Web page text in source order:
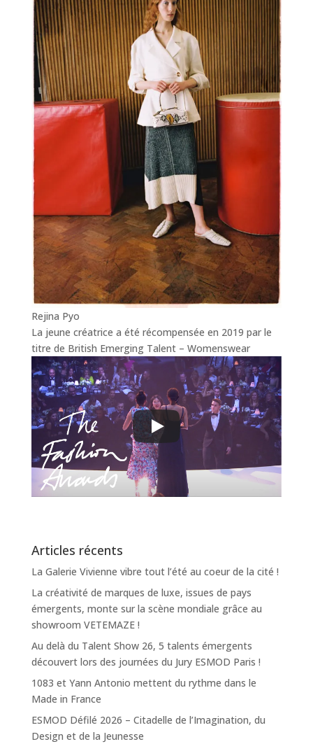
Rejina Pyo
La jeune créatrice a été récompensée en 2019 par le
titre de British Emerging Talent – Womenswear
Articles récents
La Galerie Vivienne vibre tout l’été au coeur de la cité !
La créativité de marques de luxe, issues de pays
émergents, monte sur la scène mondiale grâce au
showroom VETEMAZE !
Au delà du Talent Show 26, 5 talents émergents
découvert lors des journées du Jury ESMOD Paris !
1083 et Yann Antonio mettent du rythme dans le
Made in France
ESMOD Défilé 2026 – Citadelle de l’Imagination, du
Design et de la Jeunesse